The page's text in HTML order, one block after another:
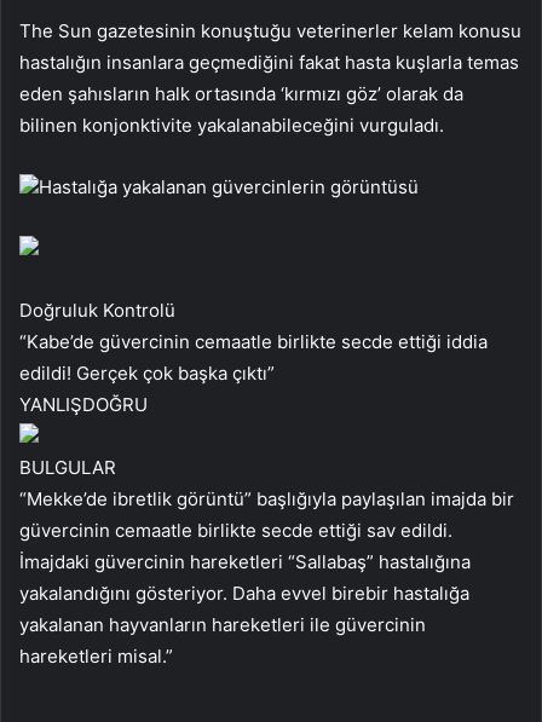
The Sun gazetesinin konuştuğu veterinerler kelam konusu
hastalığın insanlara geçmediğini fakat hasta kuşlarla temas
eden şahısların halk ortasında ‘kırmızı göz’ olarak da
bilinen konjonktivite yakalanabileceğini vurguladı.
Hastalığa yakalanan güvercinlerin görüntüsü
Doğruluk Kontrolü
“Kabe’de güvercinin cemaatle birlikte secde ettiği iddia
edildi! Gerçek çok başka çıktı”
YANLIŞDOĞRU
BULGULAR
“Mekke’de ibretlik görüntü” başlığıyla paylaşılan imajda bir
güvercinin cemaatle birlikte secde ettiği sav edildi.
İmajdaki güvercinin hareketleri “Sallabaş” hastalığına
yakalandığını gösteriyor. Daha evvel birebir hastalığa
yakalanan hayvanların hareketleri ile güvercinin
hareketleri misal.”